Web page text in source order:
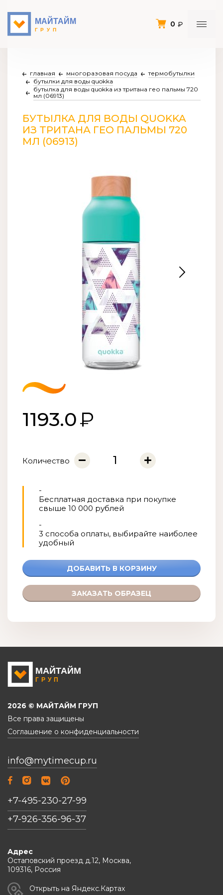
0
главная многоразовая посуда
термобутылки
бутылки для воды quokka
бутылка для воды quokka из тритана гео пальмы 720
мл (06913)
БУТЫЛКА ДЛЯ ВОДЫ QUOKKA
ИЗ ТРИТАНА ГЕО ПАЛЬМЫ 720
МЛ (06913)
1193.0
Количество
-
Бесплатная доставка при покупке
свыше 10 000 рублей
-
3 способа оплаты, выбирайте наиболее
удобный
2026 © МАЙТАЙМ ГРУП
Все права защищены
Соглашение о конфиденциальности
info@mytimecup.ru
+7-495-230-27-99
+7-926-356-96-37
Адрес
Остаповский проезд д.12, Москва,
109316, Россия
Открыть на Яндекс.Картах